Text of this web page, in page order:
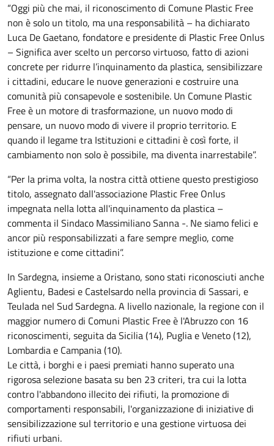
“Oggi più che mai, il riconoscimento di Comune Plastic Free
non è solo un titolo, ma una responsabilità – ha dichiarato
Luca De Gaetano, fondatore e presidente di Plastic Free Onlus
– Significa aver scelto un percorso virtuoso, fatto di azioni
concrete per ridurre l’inquinamento da plastica, sensibilizzare
i cittadini, educare le nuove generazioni e costruire una
comunità più consapevole e sostenibile. Un Comune Plastic
Free è un motore di trasformazione, un nuovo modo di
pensare, un nuovo modo di vivere il proprio territorio. E
quando il legame tra Istituzioni e cittadini è così forte, il
cambiamento non solo è possibile, ma diventa inarrestabile”.
“Per la prima volta, la nostra città ottiene questo prestigioso
titolo, assegnato dall'associazione Plastic Free Onlus
impegnata nella lotta all'inquinamento da plastica –
commenta il Sindaco Massimiliano Sanna -. Ne siamo felici e
ancor più responsabilizzati a fare sempre meglio, come
istituzione e come cittadini”.
In Sardegna, insieme a Oristano, sono stati riconosciuti anche
Aglientu, Badesi e Castelsardo nella provincia di Sassari, e
Teulada nel Sud Sardegna. A livello nazionale, la regione con il
maggior numero di Comuni Plastic Free è l'Abruzzo con 16
riconoscimenti, seguita da Sicilia (14), Puglia e Veneto (12),
Lombardia e Campania (10).
Le città, i borghi e i paesi premiati hanno superato una
rigorosa selezione basata su ben 23 criteri, tra cui la lotta
contro l'abbandono illecito dei rifiuti, la promozione di
comportamenti responsabili, l'organizzazione di iniziative di
sensibilizzazione sul territorio e una gestione virtuosa dei
rifiuti urbani.